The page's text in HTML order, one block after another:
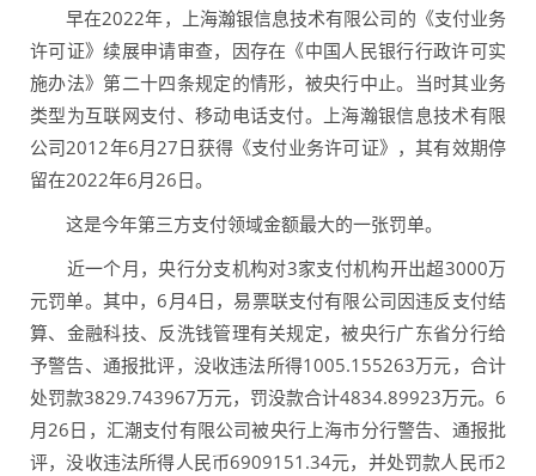
早在2022年，上海瀚银信息技术有限公司的《支付业务
许可证》续展申请审查，因存在《中国人民银行行政许可实
施办法》第二十四条规定的情形，被央行中止。当时其业务
类型为互联网支付、移动电话支付。上海瀚银信息技术有限
公司2012年6月27日获得《支付业务许可证》，其有效期停
留在2022年6月26日。
这是今年第三方支付领域金额最大的一张罚单。
近一个月，央行分支机构对3家支付机构开出超3000万
元罚单。其中，6月4日，易票联支付有限公司因违反支付结
算、金融科技、反洗钱管理有关规定，被央行广东省分行给
予警告、通报批评，没收违法所得1005.155263万元，合计
处罚款3829.743967万元，罚没款合计4834.89923万元。6
月26日，汇潮支付有限公司被央行上海市分行警告、通报批
评，没收违法所得人民币6909151.34元，并处罚款人民币2